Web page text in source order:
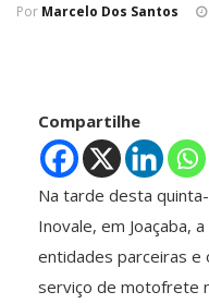
Por Marcelo Dos Santos
Compartilhe
Na tarde desta
Inovale, em Joaçaba,
entidades parceiras e
serviço de motofrete